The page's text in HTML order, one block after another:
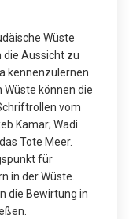
Wüste
die Aussicht zu
kennenzulernen.
können die
vom
Kamar; Wadi
Tote Meer.
für
in der Wüste.
die Bewirtung in